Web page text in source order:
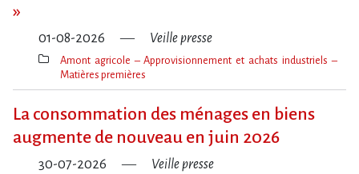
»
01-08-2026 Veille presse
Thèmes(s)
Amont agricole – Approvisionnement et achats industriels –
Matières premières
La consommation des ménages en biens
augmente de nouveau en juin 2026
30-07-2026 Veille presse